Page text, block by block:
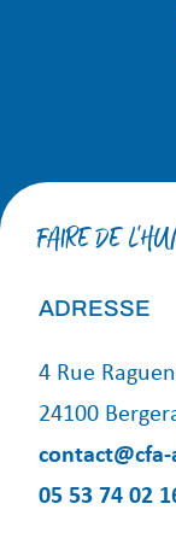
FAIRE DE
ADRESSE
4 Rue
24100
05 53 74 02